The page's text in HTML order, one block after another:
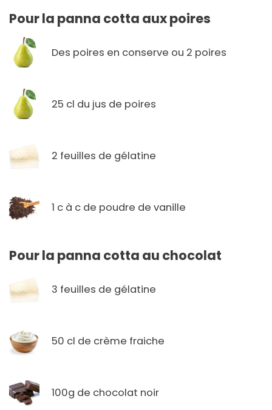
Pour la panna cotta aux poires
Des poires en conserve ou 2 poires
25 cl du jus de poires
2 feuilles de gélatine
1 c à c de poudre de vanille
Pour la panna cotta au chocolat
3 feuilles de gélatine
50 cl de crème fraiche
100g de chocolat noir